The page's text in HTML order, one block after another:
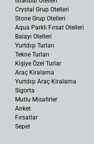
Crystal Grup Otelleri
Stone Grup Otelleri
Aqua Parklı Fırsat Otelleri
Balayı Otelleri
Yurtdışı Turları
Tekne Turları
Kişiye Özel Turlar
Araç Kiralama
Yurtdışı Araç Kiralama
Sigorta
Mutlu Misafirler
Anket
Fırsatlar
Sepet